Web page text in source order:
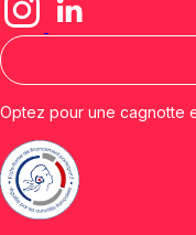
Optez pour une cagnotte